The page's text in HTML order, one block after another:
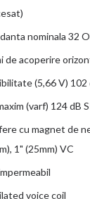
nominala 32
de acoperire
(5,66 V) 102
(varf) 124 dB
cu magnet de
1" (25mm) VC
voice coil